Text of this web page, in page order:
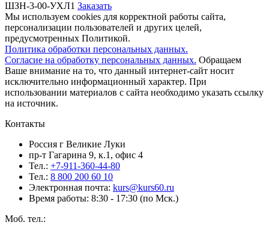
ШЗН-3-00-УХЛ1 Заказать
Мы используем cookies для корректной работы сайта,
персонализации пользователей и других целей,
предусмотренных Политикой.
Политика обработки персональных данных.
Согласие на обработку персональных данных. Обращаем
Ваше внимание на то, что данный интернет-сайт носит
исключительно информационный характер. При
использовании материалов c сайта необходимо указать ссылку
на источник.
Контакты
Россия г Великие Луки
пр-т Гагарина 9, к.1, офис 4
Тел.: +7-911-360-44-80
Тел.: 8 800 200 60 10
Электронная почта: kurs@kurs60.ru
Время работы: 8:30 - 17:30 (по Мск.)
Моб. тел.: